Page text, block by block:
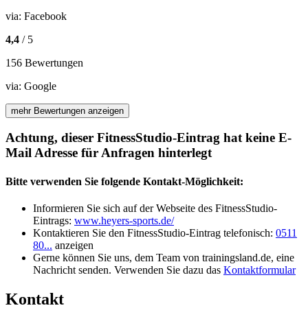
via: Facebook
4,4 / 5
156 Bewertungen
via: Google
mehr Bewertungen anzeigen
Achtung, dieser FitnessStudio-Eintrag hat keine E-
Mail Adresse für Anfragen hinterlegt
Bitte verwenden Sie folgende Kontakt-Möglichkeit:
Informieren Sie sich auf der Webseite des FitnessStudio-
Eintrags: www.heyers-sports.de/
Kontaktieren Sie den FitnessStudio-Eintrag telefonisch: 0511
80... anzeigen
Gerne können Sie uns, dem Team von trainingsland.de, eine
Nachricht senden. Verwenden Sie dazu das Kontaktformular
Kontakt